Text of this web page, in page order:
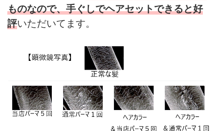
ものなので、手ぐしでヘアセットできると好
評いただいてます。